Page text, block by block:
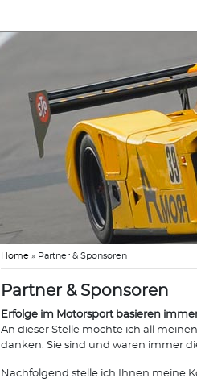
Home » Partner & Sponsoren
Partner & Sponsoren
Erfolge im Motorsport basieren
An dieser Stelle möchte ich all
danken. Sie sind und waren immer
Nachfolgend stelle ich Ihnen meine